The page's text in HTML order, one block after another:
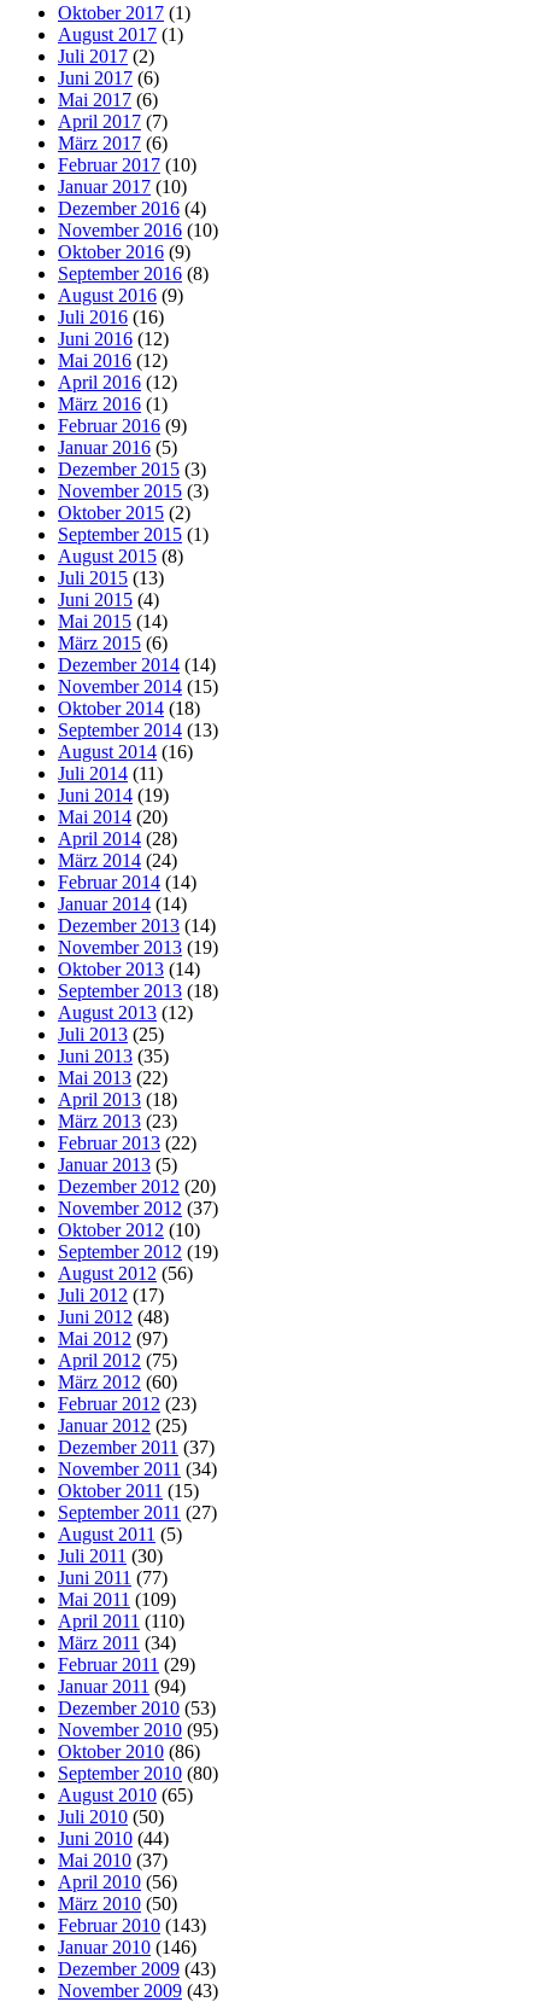
Oktober 2017 (1)
August 2017 (1)
Juli 2017 (2)
Juni 2017 (6)
Mai 2017 (6)
April 2017 (7)
März 2017 (6)
Februar 2017 (10)
Januar 2017 (10)
Dezember 2016 (4)
November 2016 (10)
Oktober 2016 (9)
September 2016 (8)
August 2016 (9)
Juli 2016 (16)
Juni 2016 (12)
Mai 2016 (12)
April 2016 (12)
März 2016 (1)
Februar 2016 (9)
Januar 2016 (5)
Dezember 2015 (3)
November 2015 (3)
Oktober 2015 (2)
September 2015 (1)
August 2015 (8)
Juli 2015 (13)
Juni 2015 (4)
Mai 2015 (14)
März 2015 (6)
Dezember 2014 (14)
November 2014 (15)
Oktober 2014 (18)
September 2014 (13)
August 2014 (16)
Juli 2014 (11)
Juni 2014 (19)
Mai 2014 (20)
April 2014 (28)
März 2014 (24)
Februar 2014 (14)
Januar 2014 (14)
Dezember 2013 (14)
November 2013 (19)
Oktober 2013 (14)
September 2013 (18)
August 2013 (12)
Juli 2013 (25)
Juni 2013 (35)
Mai 2013 (22)
April 2013 (18)
März 2013 (23)
Februar 2013 (22)
Januar 2013 (5)
Dezember 2012 (20)
November 2012 (37)
Oktober 2012 (10)
September 2012 (19)
August 2012 (56)
Juli 2012 (17)
Juni 2012 (48)
Mai 2012 (97)
April 2012 (75)
März 2012 (60)
Februar 2012 (23)
Januar 2012 (25)
Dezember 2011 (37)
November 2011 (34)
Oktober 2011 (15)
September 2011 (27)
August 2011 (5)
Juli 2011 (30)
Juni 2011 (77)
Mai 2011 (109)
April 2011 (110)
März 2011 (34)
Februar 2011 (29)
Januar 2011 (94)
Dezember 2010 (53)
November 2010 (95)
Oktober 2010 (86)
September 2010 (80)
August 2010 (65)
Juli 2010 (50)
Juni 2010 (44)
Mai 2010 (37)
April 2010 (56)
März 2010 (50)
Februar 2010 (143)
Januar 2010 (146)
Dezember 2009 (43)
November 2009 (43)